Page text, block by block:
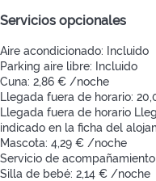
Servicios opcionales
Aire acondicionado: Incluido
Parking aire libre: Incluido
Cuna: 2,86 € /noche
Llegada fuera de horario:
Llegada fuera de horario
indicado en la ficha del
Mascota: 4,29 € /noche
Servicio de
Silla de bebé: 2,14 € /noche